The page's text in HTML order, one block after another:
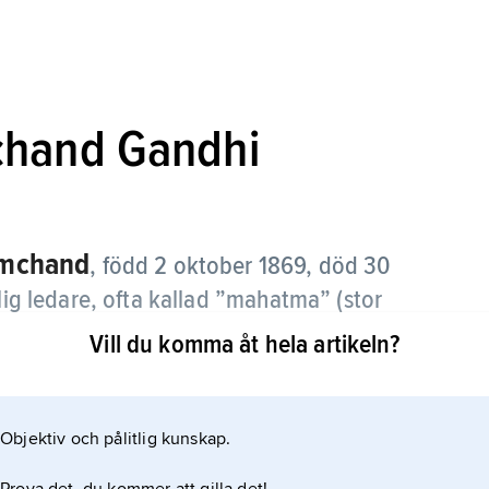
Gandhi
, född 2 oktober 1869, död 30
ledare, ofta kallad ”mahatma” (stor
strömningar. Familjen tillhörde
Vill du komma åt hela artikeln?
Objektiv och pålitlig kunskap.